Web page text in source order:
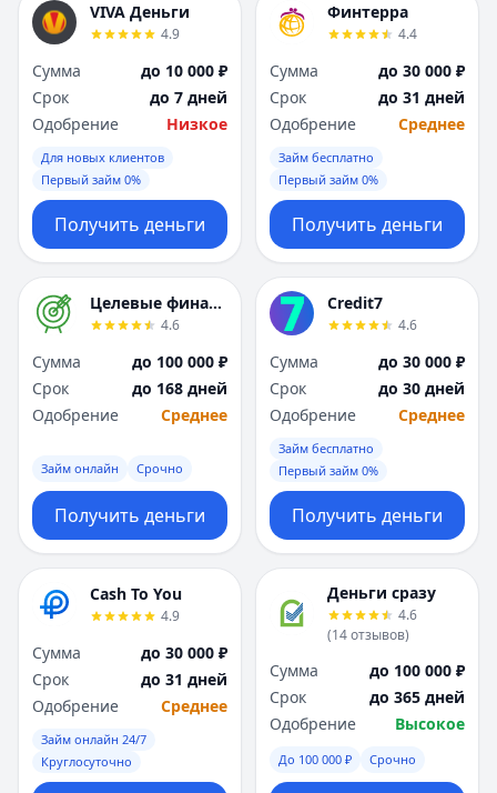
Я
Вся Россия
Я
Вся Россия
VIVA Деньги
4.9
Сумма
до 10 000 ₽
Срок
до 7 дней
Одобрение
Низкое
Для новых клиентов
Первый займ 0%
Получить деньги
Финтерра
4.4
Сумма
до 30 000 ₽
Срок
до 31 дней
Одобрение
Среднее
Займ бесплатно
Первый займ 0%
Получить деньги
Целевые финансы
4.6
Сумма
до 100 000 ₽
Срок
до 168 дней
Одобрение
Среднее
Займ онлайн Срочно
Получить деньги
Credit7
4.6
Сумма
до 30 000 ₽
Срок
до 30 дней
Одобрение
Среднее
Займ бесплатно
Первый займ 0%
Получить деньги
Cash To You
4.9
Сумма
до 30 000 ₽
Срок
до 31 дней
Одобрение
Среднее
Займ онлайн 24/7
Круглосуточно
Деньги сразу
4.6
(14отзывов)
Сумма
до 100 000 ₽
Срок
до 365 дней
Одобрение
Высокое
До 100 000 ₽ Срочно